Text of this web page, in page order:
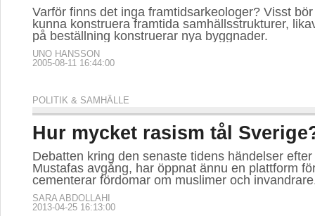
Varför finns det inga framtidsarkeologer? Visst
kunna konstruera framtida samhällsstrukturer,
på beställning konstruerar nya byggnader.
UNO HANSSON
2005-08-11 16:44:00
POLITIK & SAMHÄLLE
Hur mycket rasism tål
Debatten kring den senaste tidens händelser
Mustafas avgång, har öppnat ännu en plattform
cementerar fördomar om muslimer och
SARA ABDOLLAHI
2013-04-25 16:13:00